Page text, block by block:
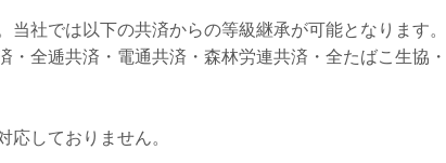
社では以下の共済からの等級継承が可能となります。
・全逓共済・電通共済・森林労連共済・全たばこ生協
しておりません。